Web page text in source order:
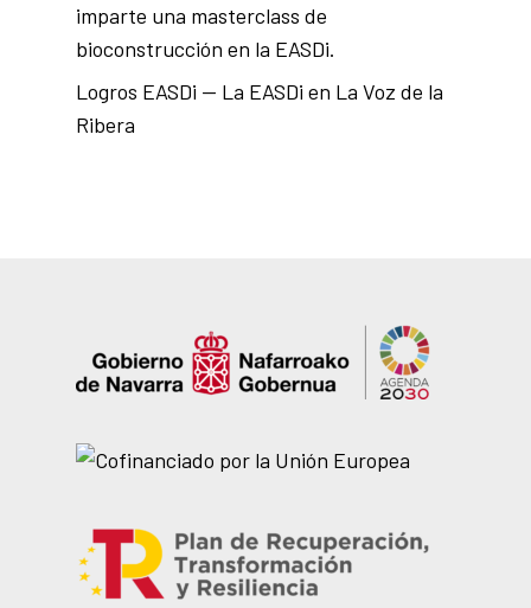
imparte una masterclass de
bioconstrucción en la EASDi.
Logros EASDi — La EASDi en La Voz de la
Ribera